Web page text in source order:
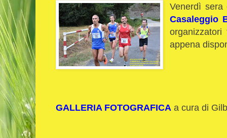
Venerdì
Casaleggio
appena
GALLERIA FOTOGRAFICA a cura di